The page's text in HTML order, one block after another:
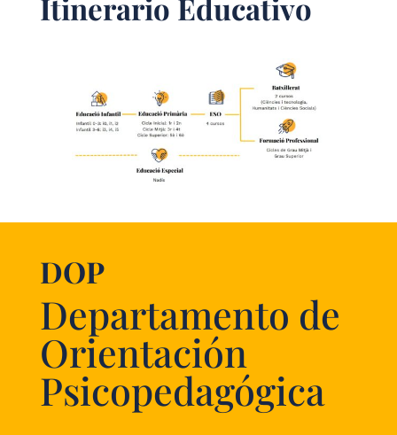
Itinerario Educativo
DOP
Departamento de
Orientación
Psicopedagógica